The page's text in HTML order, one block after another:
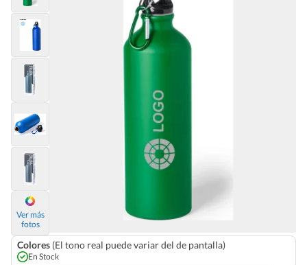
Ver más
fotos
Colores (El tono real puede variar del de pantalla)
En Stock